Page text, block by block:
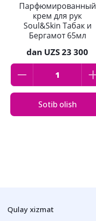
Парфюмированный
крем для рук
Soul&Skin Табак и
Бергамот 65мл
dan UZS 23 300
Sotib olish
Qulay xizmat